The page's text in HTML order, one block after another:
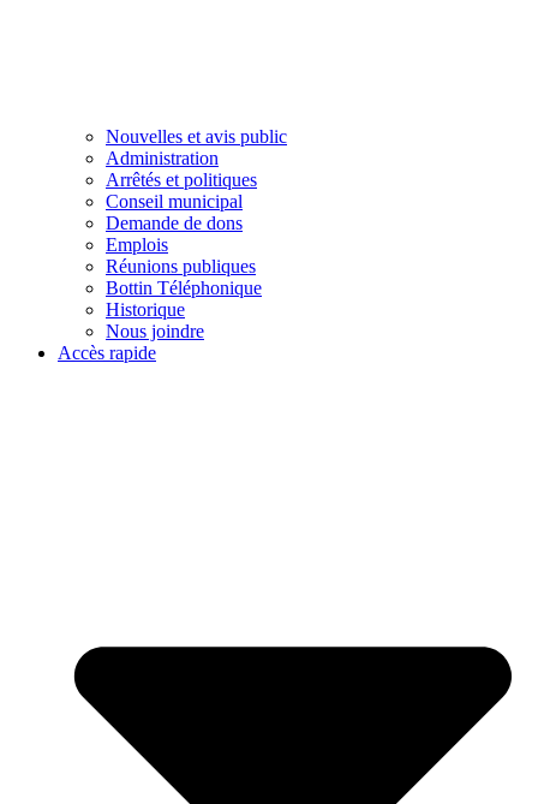
Nouvelles et avis public
Administration
Arrêtés et politiques
Conseil municipal
Demande de dons
Emplois
Réunions publiques
Bottin Téléphonique
Historique
Nous joindre
Accès rapide